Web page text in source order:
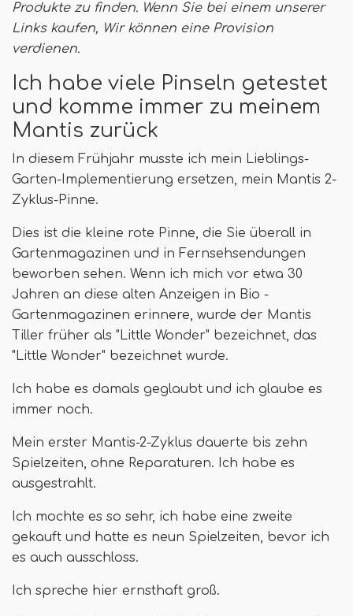
Produkte zu finden. Wenn Sie bei einem unserer
Links kaufen, Wir können eine Provision
verdienen.
Ich habe viele Pinseln getestet
und komme immer zu meinem
Mantis zurück
In diesem Frühjahr musste ich mein Lieblings-
Garten-Implementierung ersetzen, mein Mantis 2-
Zyklus-Pinne.
Dies ist die kleine rote Pinne, die Sie überall in
Gartenmagazinen und in Fernsehsendungen
beworben sehen. Wenn ich mich vor etwa 30
Jahren an diese alten Anzeigen in Bio -
Gartenmagazinen erinnere, wurde der Mantis
Tiller früher als "Little Wonder" bezeichnet, das
"Little Wonder" bezeichnet wurde.
Ich habe es damals geglaubt und ich glaube es
immer noch.
Mein erster Mantis-2-Zyklus dauerte bis zehn
Spielzeiten, ohne Reparaturen. Ich habe es
ausgestrahlt.
Ich mochte es so sehr, ich habe eine zweite
gekauft und hatte es neun Spielzeiten, bevor ich
es auch ausschloss.
Ich spreche hier ernsthaft groß.